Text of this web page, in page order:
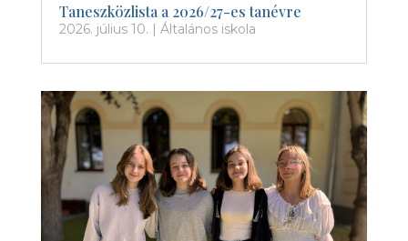
Taneszközlista a 2026/27-es tanévre
2026. július 10. | Általános iskola